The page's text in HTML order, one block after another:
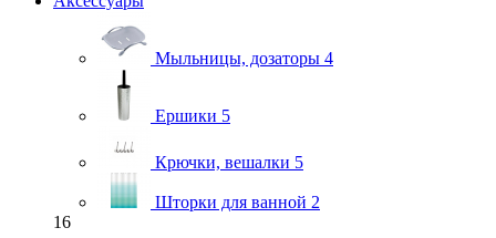
Мыльницы, дозаторы 4
Ершики 5
Крючки, вешалки 5
Шторки для ванной 2
16